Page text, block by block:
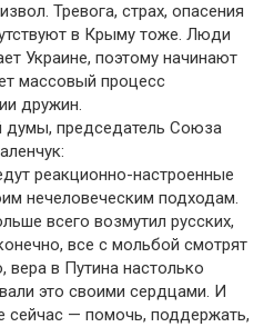
Тревога, страх, опасения
в Крыму тоже. Люди
Украине, поэтому начинают
массовый процесс
дружин.
думы, председатель Союза
реакционно-настроенные
нечеловеческим подходам.
всего возмутил русских,
все с мольбой смотрят
в Путина настолько
это своими сердцами. И
сейчас — помочь, поддержать,